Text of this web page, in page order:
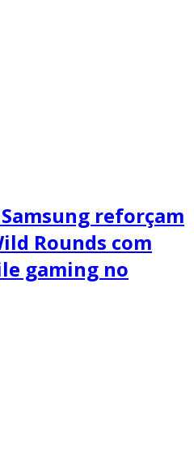
reforçam
Rounds com
gaming no